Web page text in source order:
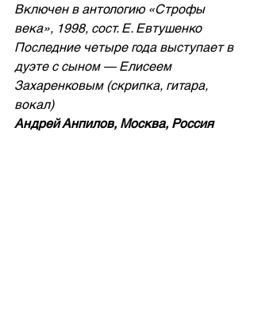
Включен в антологию «Строфы
века», 1998, сост. Е. Евтушенко
Последние четыре года выступает в
дуэте с сыном — Елисеем
Захаренковым (скрипка, гитара,
вокал)
Андрей Анпилов, Москва, Россия